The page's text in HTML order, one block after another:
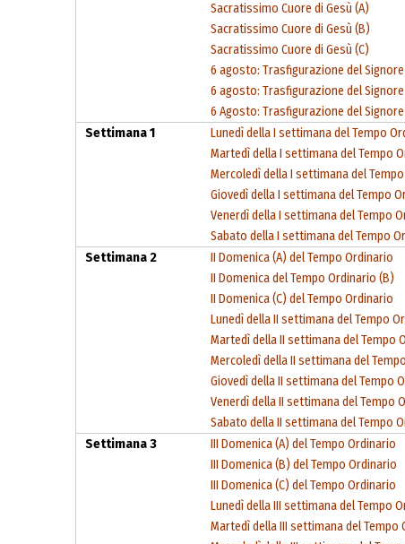
Sacratissimo Cuore di Gesù (A)
Sacratissimo Cuore di Gesù (B)
Sacratissimo Cuore di Gesù (C)
6 agosto: Trasfigurazione del Signore
6 agosto: Trasfigurazione del
6 Agosto: Trasfigurazione del Signore
Settimana 1
Lunedì della I settimana del Tempo
Martedì della I settimana del Tempo
Mercoledì della I settimana del
Giovedì della I settimana del Tempo
Venerdì della I settimana del Tempo
Sabato della I settimana del Tempo
Settimana 2
II Domenica (A) del Tempo Ordinario
II Domenica del Tempo Ordinario (B)
II Domenica (C) del Tempo Ordinario
Lunedì della II settimana del Tempo
Martedì della II settimana del Tempo
Mercoledì della II settimana del
Giovedì della II settimana del Tempo
Venerdì della II settimana del Tempo
Sabato della II settimana del Tempo
Settimana 3
III Domenica (A) del Tempo Ordinario
III Domenica (B) del Tempo Ordinario
III Domenica (C) del Tempo Ordinario
Lunedì della III settimana del Tempo
Martedì della III settimana del Tempo